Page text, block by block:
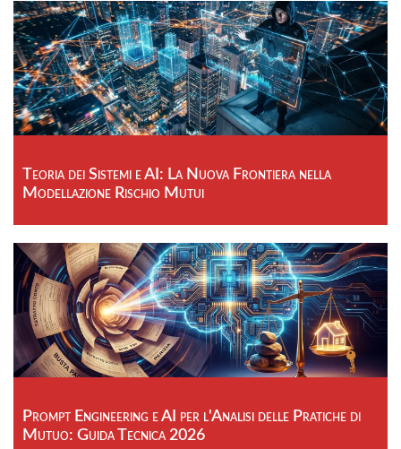
Teoria dei Sistemi e AI: La Nuova Frontiera nella
Modellazione Rischio Mutui
Prompt Engineering e AI per l'Analisi delle Pratiche di
Mutuo: Guida Tecnica 2026